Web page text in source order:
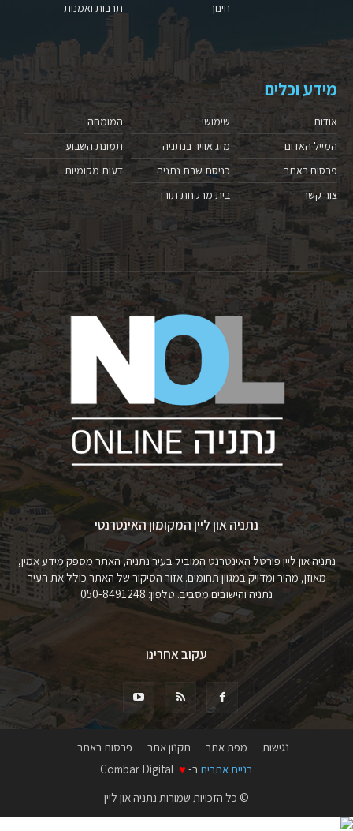
חינוך
תרבות ואמנות
מידע וכלים
אודות
המייל האדום
פרסום באתר
צור קשר
שימושי
מזג אוויר בנתניה
כניסת שבת נתניה
בית מרקחת תורן
המומחה
תמונת השבוע
דעות מקומיות
נתניה און ליין המקומון האינטרנטי
נתניה און ליין פורטל האינטרנט המוביל בעיר נתניה, האתר מספק מידע אמין,
מאוזן, מהיר ומדויק במגוון תחומים. אזור הסיקור של האתר כולל את העיר
נתניה והישובים מסביב. טלפון: 050-8491248
עקוב אחרינו
נגישות מפת אתר תקנון אתר
פרסום באתר
בניית אתרים ב- ♥
© כל הזכויות שמורות נתניה און ליין